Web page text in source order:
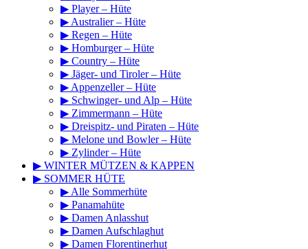
▶ Player – Hüte
▶ Australier – Hüte
▶ Regen – Hüte
▶ Homburger – Hüte
▶ Country – Hüte
▶ Jäger- und Tiroler – Hüte
▶ Appenzeller – Hüte
▶ Schwinger- und Alp – Hüte
▶ Zimmermann – Hüte
▶ Dreispitz- und Piraten – Hüte
▶ Melone und Bowler – Hüte
▶ Zylinder – Hüte
▶ WINTER MÜTZEN & KAPPEN
▶ SOMMER HÜTE
▶ Alle Sommerhüte
▶ Panamahüte
▶ Damen Anlasshut
▶ Damen Aufschlaghut
▶ Damen Florentinerhut